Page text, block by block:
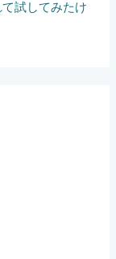
試してみたけ